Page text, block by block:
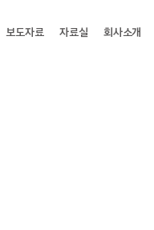
보도자료 자료실 회사소개